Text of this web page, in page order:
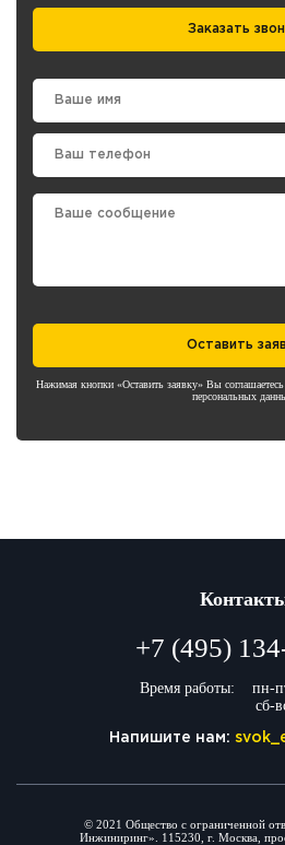
Заказать
Нажимая кнопки «Оставить заявку» Вы
персональных
Оставить
+7 (495)
Время работы:
пн-
сб-
Напишите нам:
© 2021 Общество с ограниченной
Инжиниринг». 115230, г. Москва,